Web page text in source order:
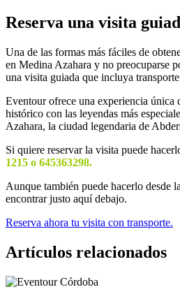
Reserva una visita
Una de las formas más fáciles de
en Medina Azahara y no preocuparse
una visita guiada que incluya
Eventour ofrece una experiencia única
histórico con las leyendas más
Azahara, la ciudad legendaria de
Si quiere reservar la visita puede
1215 o 645363298.
Aunque también puede hacerlo desde
encontrar justo aquí debajo.
Reserva ahora tu visita con transporte.
Artículos relacionados